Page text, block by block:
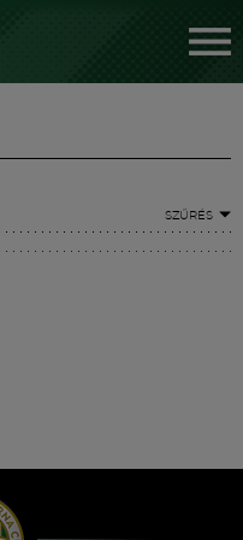
SZŰRÉS